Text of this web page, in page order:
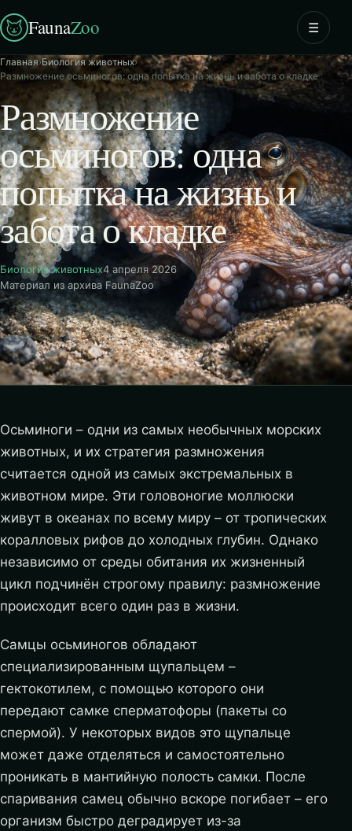
FaunaZoo ☰
Главная›Биология животных›
Размножение осьминогов: одна попытка на жизнь и забота о кладке
Размножение
осьминогов: одна
попытка на жизнь и
забота о кладке
Биология животных4 апреля 2026
Материал из архива FaunaZoo
Осьминоги – одни из самых необычных морских
животных, и их стратегия размножения
считается одной из самых экстремальных в
животном мире. Эти головоногие моллюски
живут в океанах по всему миру – от тропических
коралловых рифов до холодных глубин. Однако
независимо от среды обитания их жизненный
цикл подчинён строгому правилу: размножение
происходит всего один раз в жизни.
Самцы осьминогов обладают
специализированным щупальцем –
гектокотилем, с помощью которого они
передают самке сперматофоры (пакеты со
спермой). У некоторых видов это щупальце
может даже отделяться и самостоятельно
проникать в мантийную полость самки. После
спаривания самец обычно вскоре погибает – его
организм быстро деградирует из-за